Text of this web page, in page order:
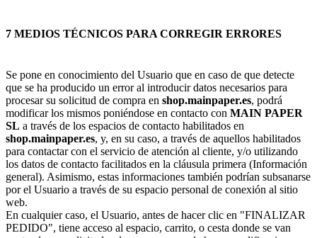
7 MEDIOS TÉCNICOS PARA CORREGIR ERRORES
Se pone en conocimiento del Usuario que en caso de que detecte
que se ha producido un error al introducir datos necesarios para
procesar su solicitud de compra en shop.mainpaper.es, podrá
modificar los mismos poniéndose en contacto con MAIN PAPER
SL a través de los espacios de contacto habilitados en
shop.mainpaper.es, y, en su caso, a través de aquellos habilitados
para contactar con el servicio de atención al cliente, y/o utilizando
los datos de contacto facilitados en la cláusula primera (Información
general). Asimismo, estas informaciones también podrían subsanarse
por el Usuario a través de su espacio personal de conexión al sitio
web.
En cualquier caso, el Usuario, antes de hacer clic en "FINALIZAR
PEDIDO", tiene acceso al espacio, carrito, o cesta donde se van